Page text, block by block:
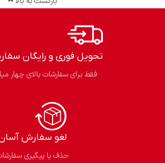
تحویل فوری و رایگان
فقط برای سفارشات بالای چهار
لغو سفارش
حذف یا پیگیری